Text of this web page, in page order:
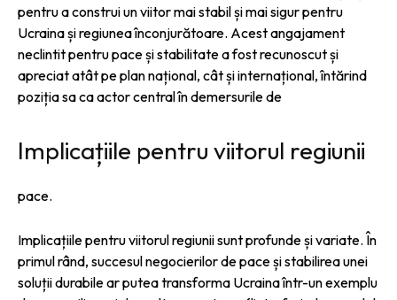
pentru a construi un viitor mai stabil și mai sigur pentru
Ucraina și regiunea înconjurătoare. Acest angajament
neclintit pentru pace și stabilitate a fost recunoscut și
apreciat atât pe plan național, cât și internațional, întărind
poziția sa ca actor central în demersurile de
Implicațiile pentru viitorul regiunii
pace.
Implicațiile pentru viitorul regiunii sunt profunde și variate. În
primul rând, succesul negocierilor de pace și stabilirea unei
soluții durabile ar putea transforma Ucraina într-un exemplu